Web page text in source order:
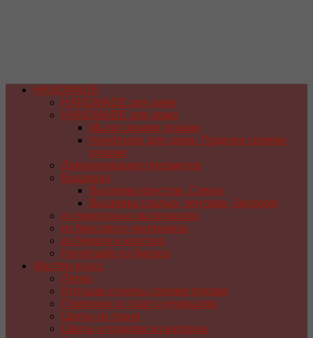
HANDMADE
HANDMADE для дачи
HANDMADE для дома
Мыло своими руками
Handmade для дома. Поделки своими
руками
Декорирование предметов
Вышивка
Вышивка крестом. Схемы
Вышивка гладью, лентами, бисером
из природных материалов
из бросового материала
из бумаги и картона
Handmade из бисера
Мастер-класс
Лепка
Игрушки и куклы своими руками
Плетение из газет и журналов
Цветы из ткани
Цветы и поделки из капрона